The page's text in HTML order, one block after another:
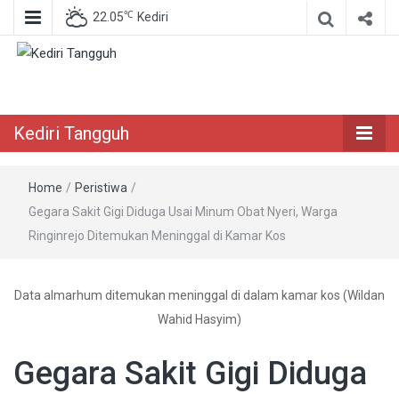
22.05℃ Kediri
Kediri Tangguh
Home / Peristiwa /
Gegara Sakit Gigi Diduga Usai Minum Obat Nyeri, Warga
Ringinrejo Ditemukan Meninggal di Kamar Kos
Data almarhum ditemukan meninggal di dalam kamar kos (Wildan
Wahid Hasyim)
Gegara Sakit Gigi Diduga